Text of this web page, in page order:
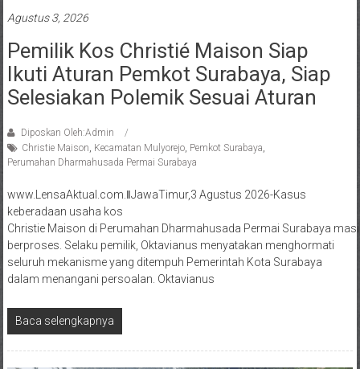
Agustus 3, 2026
Pemilik Kos Christié Maison Siap
Ikuti Aturan Pemkot Surabaya, Siap
Selesiakan Polemik Sesuai Aturan
Diposkan Oleh:Admin
Christie Maison, Kecamatan Mulyorejo, Pemkot Surabaya,
Perumahan Dharmahusada Permai Surabaya
www.LensaAktual.com.ǁJawaTimur,3 Agustus 2026-Kasus
keberadaan usaha kos
Christie Maison di Perumahan Dharmahusada Permai Surabaya
berproses. Selaku pemilik, Oktavianus menyatakan menghormati
seluruh mekanisme yang ditempuh Pemerintah Kota Surabaya
dalam menangani persoalan. Oktavianus
Baca selengkapnya